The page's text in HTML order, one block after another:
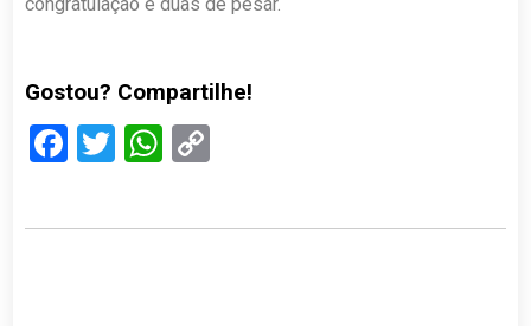
Gostou? Compartilhe!
Facebook
TwitterWhatsApp